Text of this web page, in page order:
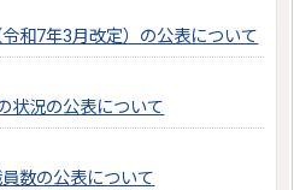
和7年3月改定）の公表について
状況の公表について
数の公表について